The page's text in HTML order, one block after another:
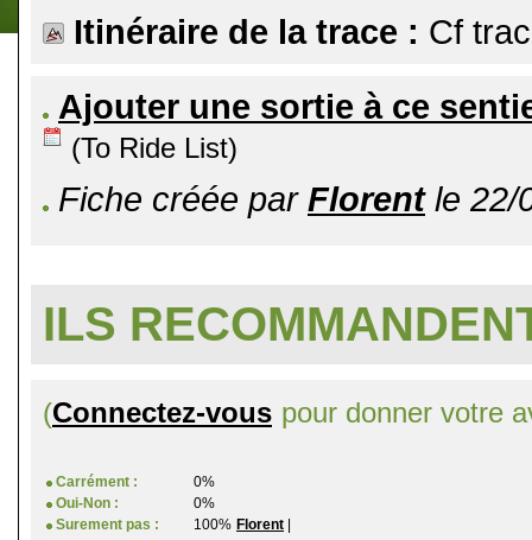
Itinéraire de la trace : Cf
Ajouter une sortie à ce
(To Ride List)
Fiche créée par Florentle 22/
ILS
(Connectez-vous pour donner votre
Carrément :
0%
Oui-Non :
0%
Surement pas :
100% Florent